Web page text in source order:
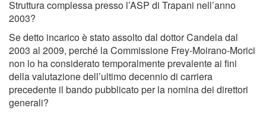
Struttura complessa presso l’ASP di Trapani nell’anno
2003?
Se detto incarico è stato assolto dal dottor Candela dal
2003 al 2009, perché la Commissione Frey-Moirano-Morici
non lo ha considerato temporalmente prevalente ai fini
della valutazione dell’ultimo decennio di carriera
precedente il bando pubblicato per la nomina dei direttori
generali?